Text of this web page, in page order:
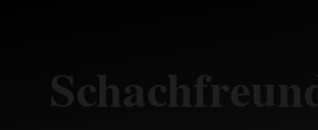
Schachfreunde